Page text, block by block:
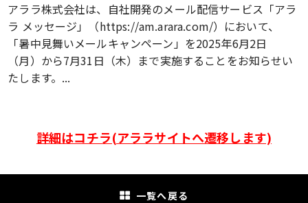
アララ株式会社は、自社開発のメール配信サービス「アラ
ラ メッセージ」（https://am.arara.com/）において、
「暑中見舞いメールキャンペーン」を2025年6月2日
（月）から7月31日（木）まで実施することをお知らせい
たします。...
詳細はコチラ(アララサイトへ遷移します)
一覧へ戻る